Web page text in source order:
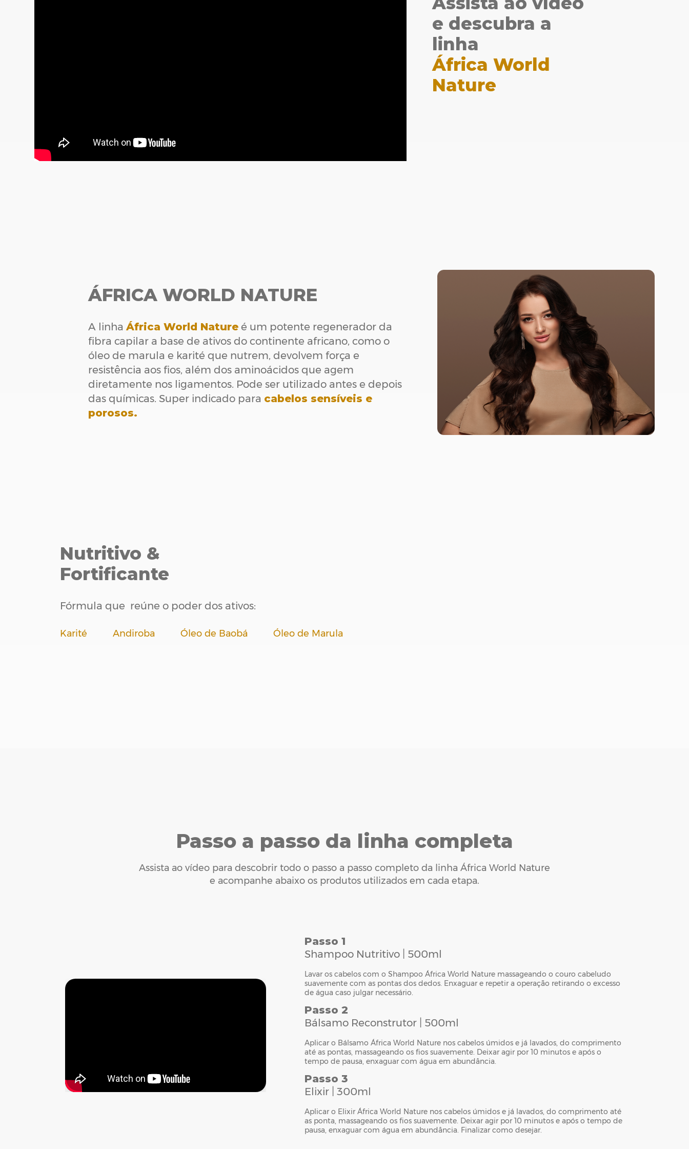
e descubra a
linha
África World
Nature
ÁFRICA WORLD NATURE
A linhaÁfrica World Nature é um potente regenerador da
fibra capilar a base de ativos do continente africano, como o
óleo de marula e karité que nutrem, devolvem força e
resistência aos fios, além dos aminoácidos que agem
diretamente nos ligamentos. Pode ser utilizado antes e depois
das químicas. Super indicado para cabelos sensíveis e
porosos.
Nutritivo &
Fortificante
Fórmula que reúne o poder dos ativos:
Karité Andiroba Óleo de Baobá Óleo de Marula
Passo a passo da linha completa
Assista ao vídeo para descobrir todo o passo a passo completo da linha África World Nature
e acompanhe abaixo os produtos utilizados em cada etapa.
Passo 1
Shampoo Nutritivo | 500ml
Lavar os cabelos com o Shampoo África World Nature massageando o couro cabeludo
suavemente com as pontas dos dedos. Enxaguar e repetir a operação retirando o excesso
de água caso julgar necessário.
Passo 2
Bálsamo Reconstrutor | 500ml
Aplicar o Bálsamo África World Nature nos cabelos úmidos e já lavados, do comprimento
até as pontas, massageando os fios suavemente. Deixar agir por 10 minutos e após o
tempo de pausa, enxaguar com água em abundância.
Passo 3
Elixir | 300ml
Aplicar o Elixir África World Nature nos cabelos úmidos e já lavados, do comprimento até
as ponta, massageando os fios suavemente. Deixar agir por 10 minutos e após o tempo de
pausa, enxaguar com água em abundância. Finalizar como desejar.